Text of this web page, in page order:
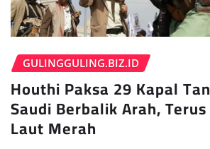
GULINGGULING.BIZ.ID
Houthi Paksa 29 Kapal
Saudi Berbalik Arah,
Laut Merah